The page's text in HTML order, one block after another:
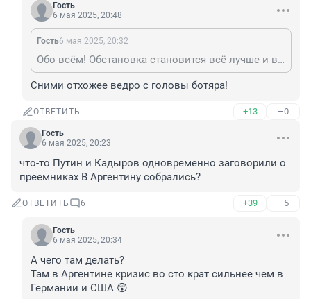
Гость
6 мая 2025, 20:48
Гость6 мая 2025, 20:32
Обо всём! Обстановка становится всё лучше и в стране и на Спецоперации 👍
Сними отхожее ведро с головы ботяра!
ОТВЕТИТЬ +13 –0
Гость
6 мая 2025, 20:23
что-то Путин и Кадыров одновременно заговорили о
преемниках В Аргентину собрались?
ОТВЕТИТЬ 6 +39 –5
Гость
6 мая 2025, 20:34
А чего там делать?
Там в Аргентине кризис во сто крат сильнее чем в
Германии и США 😲